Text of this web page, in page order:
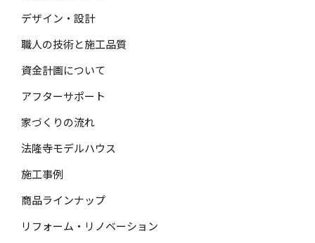
デザイン・設計
職人の技術と施工品質
資金計画について
アフターサポート
家づくりの流れ
法隆寺モデルハウス
施工事例
商品ラインナップ
リフォーム・リノベーション